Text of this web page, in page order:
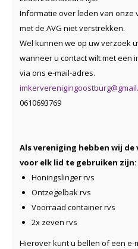
Informatie over leden van onze
met de AVG niet verstrekken.
Wel kunnen we op uw verzoek
wanneer u contact wilt met een
via ons e-mail-adres.
0610693769
Als vereniging hebben wij
voor elk lid te gebruiken zijn:
Honingslinger rvs
Ontzegelbak rvs
Voorraad container rvs
2x zeven rvs
Hierover kunt u bellen of een